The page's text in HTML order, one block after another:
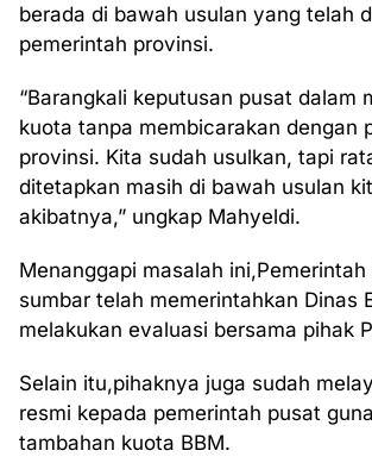
berada di bawah usulan yang telah
pemerintah provinsi.
“Barangkali keputusan pusat dalam
kuota tanpa membicarakan dengan
provinsi. Kita sudah usulkan, tapi
ditetapkan masih di bawah usulan
akibatnya,” ungkap Mahyeldi.
Menanggapi masalah ini,Pemerintah
sumbar telah memerintahkan Dinas
melakukan evaluasi bersama pihak
Selain itu,pihaknya juga sudah
resmi kepada pemerintah pusat
tambahan kuota BBM.